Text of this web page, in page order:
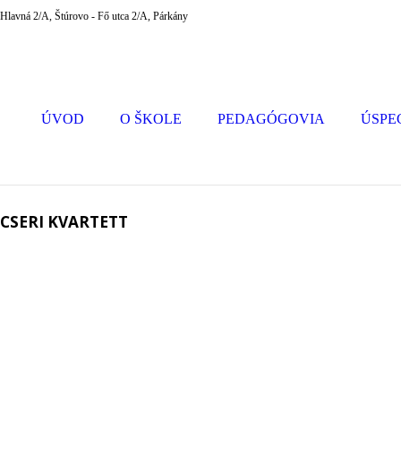
Hlavná 2/A, Štúrovo - Fő utca 2/A, Párkány
ÚVOD O ŠKOLE PEDAGÓGOVIA
CSERI KVARTETT